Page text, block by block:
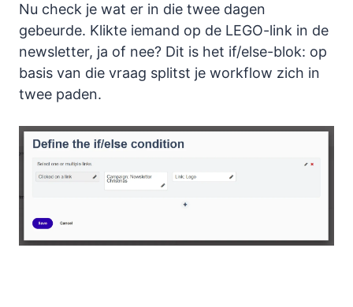
Nu check je wat er in die twee dagen
gebeurde. Klikte iemand op de LEGO-link in de
newsletter, ja of nee? Dit is het if/else-blok: op
basis van die vraag splitst je workflow zich in
twee paden.